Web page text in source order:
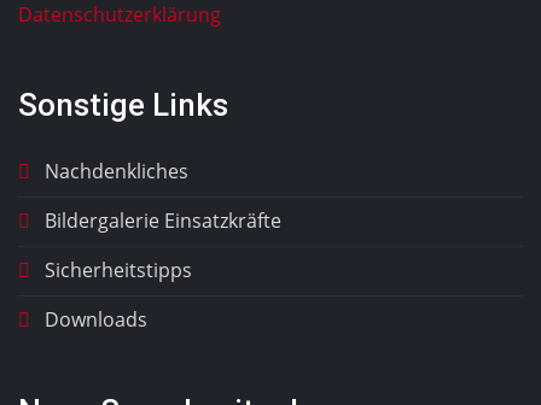
Datenschutzerklärung
Sonstige Links
Nachdenkliches
Bildergalerie Einsatzkräfte
Sicherheitstipps
Downloads